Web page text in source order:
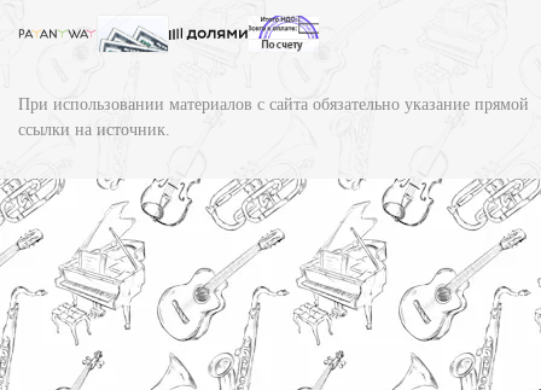
При использовании материалов с сайта обязательно указание прямой
ссылки на источник.